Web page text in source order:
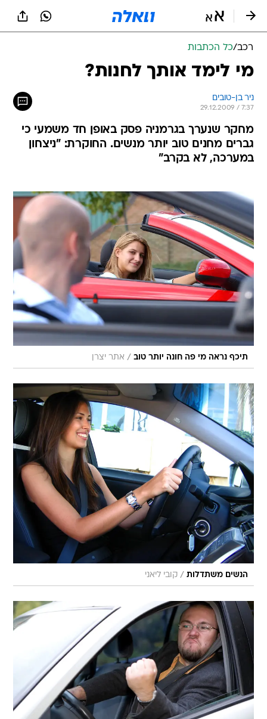
רכב/כל הכתבות
מי לימד אותך לחנות?
ניר בן-טובים
29.12.2009 / 7:37
מחקר שנערך בגרמניה פסק באופן חד משמעי כי
גברים מחנים טוב יותר מנשים. החוקרת: "ניצחון
במערכה, לא בקרב"
תיכף נראה מי פה חונה יותר טוב / אתר יצרן
הנשים משתדלות / קובי ליאני